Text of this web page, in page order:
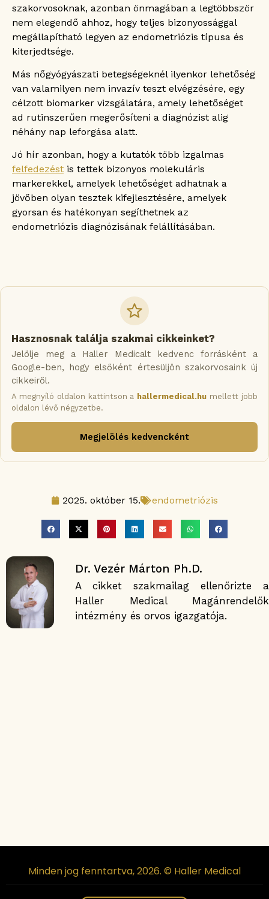
szakorvosoknak, azonban önmagában a legtöbbször
nem elegendő ahhoz, hogy teljes bizonyossággal
megállapítható legyen az endometriózis típusa és
kiterjedtsége.
Más nőgyógyászati betegségeknél ilyenkor lehetőség
van valamilyen nem invazív teszt elvégzésére, egy
célzott biomarker vizsgálatára, amely lehetőséget
ad rutinszerűen megerősíteni a diagnózist alig
néhány nap leforgása alatt.
Jó hír azonban, hogy a kutatók több izgalmas
felfedezést is tettek bizonyos molekuláris
markerekkel, amelyek lehetőséget adhatnak a
jövőben olyan tesztek kifejlesztésére, amelyek
gyorsan és hatékonyan segíthetnek az
endometriózis diagnózisának felállításában.
Hasznosnak találja szakmai cikkeinket?
Jelölje meg a Haller Medicalt kedvenc forrásként a
Google-ben, hogy elsőként értesüljön szakorvosaink új
cikkeiről.
A megnyíló oldalon kattintson a hallermedical.hu mellett jobb
oldalon lévő négyzetbe.
Megjelölés kedvencként
2025. október 15. endometriózis
Dr. Vezér Márton Ph.D.
A cikket szakmailag ellenőrizte a
Haller Medical Magánrendelők
intézmény és orvos igazgatója.
Minden jog fenntartva, 2026. © Haller Medical